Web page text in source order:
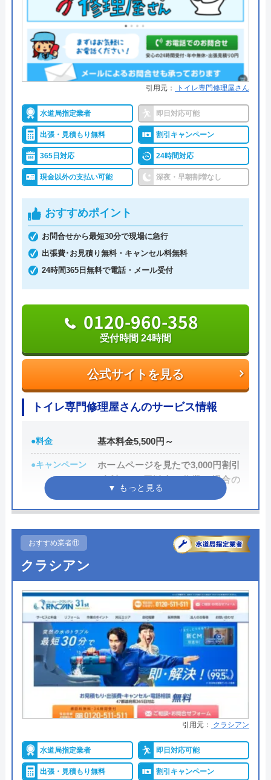
水の生活救急車の基本情報
運営会社 株式会社生活救急車
代表者 楯広長
名古屋市中区栄1丁目14-15
対応エリア 宇和島市周辺
松山市を中心に、愛媛県全域で水まわりのトラブル
や給排水設備工事・貯水槽点検を行っています。
お客様のお悩みをいち早く解決して安心していただ
けるように、24時間・365日年中無休で駆けつけま
任せられます。また、施工後に不具合や気になる点
があれば、即時対応してくれるので安心です。
「カンセイ」は、お客様に「安心価格」で喜んでい
ただけるよう、品質にこだわりながら、適正価格で
のサービスを心がけています。見積料金、出張費無
料で対応しています。
かかる費用については、例えばトイレのつまりや水
漏れなどトイレのトラブルは8,800円からで、作業時
公式サイトを見る
089-970-0111
受付時間 24時間365日受付中！
運営会社 株式会社カンセイ
代表者
本社所在地
〒791-1112
愛媛県松山市南高井町1689番2
対応エリア
株式会社カンセイのクチコミ on
3.8（8 件のクチコミ）
※クチコミの内容について
ねこねこ
1 週間前
トイレが詰まって困っていたので詰まりを直
引用元： トイレ専門修理屋さん
水道局指定業者 即日対応可能
出張・見積もり無料 割引キャンペーン
365日対応 24時間対応
現金以外の支払い可能 深夜・早朝割増なし
おすすめポイント
お問合せから最短30分で現場に急行
出張費･お見積り無料・キャンセル料無料
24時間365日無料で電話・メール受付
公式サイトを見る
0120-960-358
受付時間 24時間
トイレ専門修理屋さんのサービス情報
●料金 基本料金5,500円～
●キャンペーン
ホームページを見たで3,000円割引
(合計8,000円以上の作業の場合の
●駆けつけ時間
●受付時間
●定休日
●出張見積もり 見積もり・出張費無料
●支払い方法
現金支払、銀行振込、PayPay、ク
レジットカード
●累計実績 ―
●保証・保険 ―
詳細は公式HPでご確認ください
トイレ専門修理屋さんは水道局指定工事店の水道業
者です。24時間年中無休で営業しており、即日対応
おすすめ業者⑪
クラシアン
引用元： クラシアン
水道局指定業者 即日対応可能
出張・見積もり無料 割引キャンペーン